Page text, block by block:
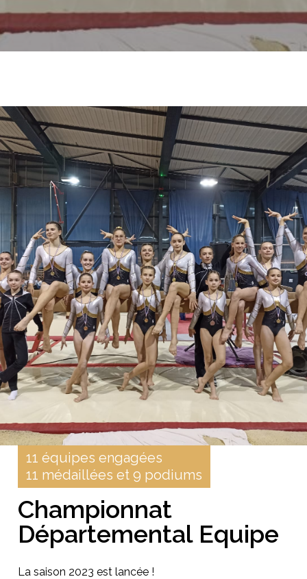
11 équipes engagées
11 médaillées et 9 podiums
Championnat
Départemental Equipe
La saison 2023 est lancée !